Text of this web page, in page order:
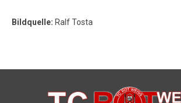
Bildquelle: Ralf Tosta